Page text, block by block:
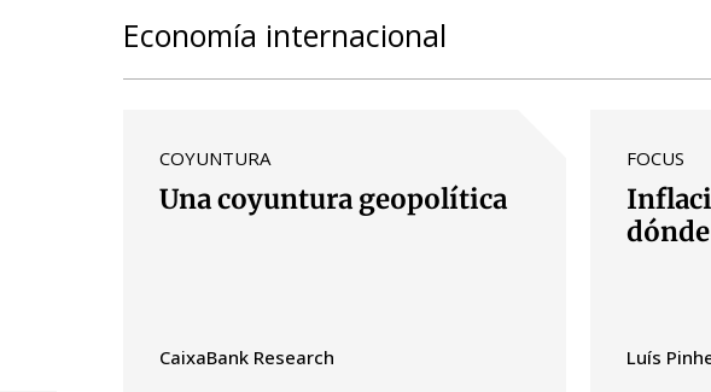
Economía internacional
COYUNTURA
Una coyuntura geopolítica
CaixaBank Research
FOCUS
Luís